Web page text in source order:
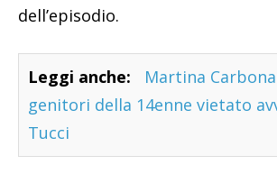
dell’episodio.
Leggi anche:
Martina
genitori della 14enne vietato
Tucci